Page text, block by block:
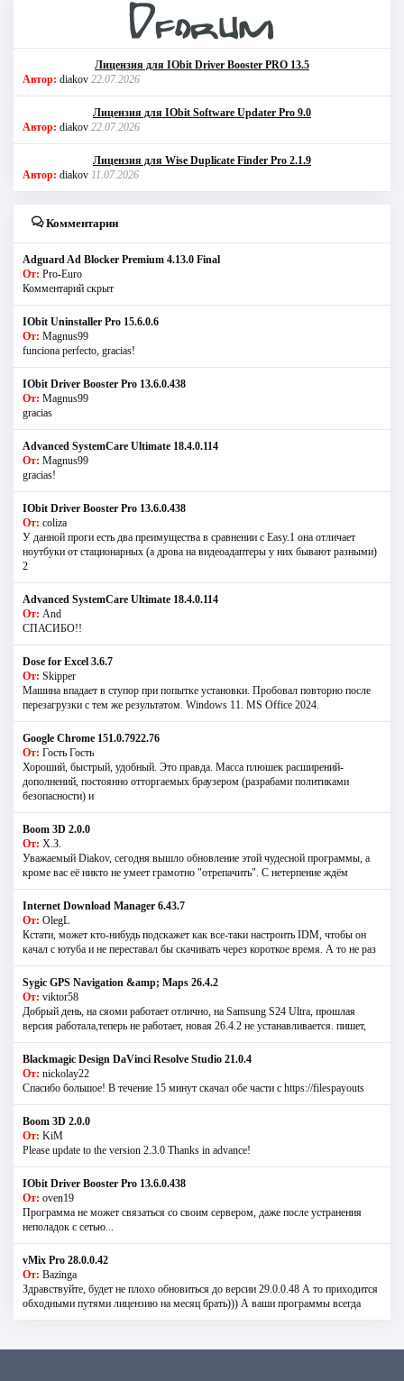
Лицензия для IObit Driver Booster PRO 13.5
Автор: diakov 22.07.2026
Лицензия для IObit Software Updater Pro 9.0
Автор: diakov 22.07.2026
Лицензия для Wise Duplicate Finder Pro 2.1.9
Автор: diakov 11.07.2026
Комментарии
Adguard Ad Blocker Premium 4.13.0 Final
От: Pro-Euro
Комментарий скрыт
IObit Uninstaller Pro 15.6.0.6
От: Magnus99
funciona perfecto, gracias!
IObit Driver Booster Pro 13.6.0.438
От: Magnus99
gracias
Advanced SystemCare Ultimate 18.4.0.114
От: Magnus99
gracias!
IObit Driver Booster Pro 13.6.0.438
От: coliza
У данной проги есть два преимущества в сравнении с Easy.1 она отличает
ноутбуки от стационарных (а дрова на видеоадаптеры у них бывают разными)
2
Advanced SystemCare Ultimate 18.4.0.114
От: And
СПАСИБО!!
Dose for Excel 3.6.7
От: Skipper
Машина впадает в ступор при попытке установки. Пробовал повторно после
перезагрузки с тем же результатом. Windows 11. MS Offiсe 2024.
Google Chrome 151.0.7922.76
От: Гость Гость
Хороший, быстрый, удобный. Это правда. Масса плюшек расширений-
дополнений, постоянно отторгаемых браузером (разрабами политиками
безопасности) и
Boom 3D 2.0.0
От: Х.З.
Уважаемый Diakov, сегодня вышло обновление этой чудесной программы, а
кроме вас её никто не умеет грамотно "отрепачить". С нетерпение ждём
Internet Download Manager 6.43.7
От: OlegL
Кстати, может кто-нибудь подскажет как все-таки настроить IDM, чтобы он
качал с ютуба и не переставал бы скачивать через короткое время. А то не раз
Sygic GPS Navigation &amp; Maps 26.4.2
От: viktor58
Добрый день, на сяоми работает отлично, на Samsung S24 Ultra, прошлая
версия работала,теперь не работает, новая 26.4.2 не устанавливается. пишет,
Blackmagic Design DaVinci Resolve Studio 21.0.4
От: nickolay22
Спасибо большое! В течение 15 минут скачал обе части с https://filespayouts
Boom 3D 2.0.0
От: KiM
Please update to the version 2.3.0 Thanks in advance!
IObit Driver Booster Pro 13.6.0.438
От: oven19
Программа не может связаться со своим сервером, даже после устранения
неполадок с сетью...
vMix Pro 28.0.0.42
От: Bazinga
Здравствуйте, будет не плохо обновиться до версии 29.0.0.48 А то приходится
обходными путями лицензию на месяц брать))) А ваши программы всегда